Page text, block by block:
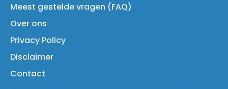
Meest gestelde vragen (FAQ)
Over ons
Privacy Policy
Disclaimer
Contact